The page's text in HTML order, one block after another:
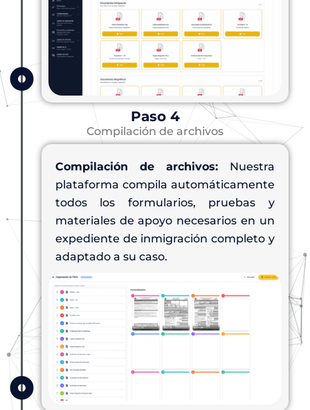
Paso 4
Compilación de archivos
Compilación de archivos: Nuestra
plataforma compila automáticamente
todos los formularios, pruebas y
materiales de apoyo necesarios en un
expediente de inmigración completo y
adaptado a su caso.